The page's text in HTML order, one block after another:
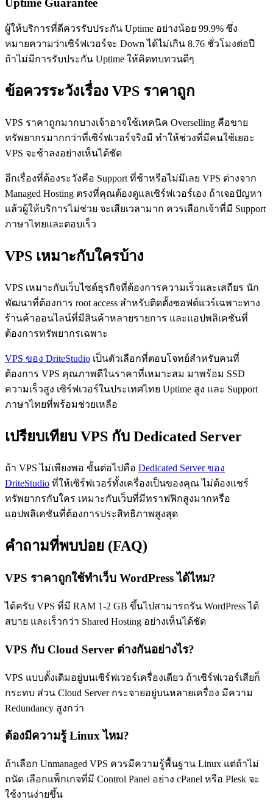
ผู้ให้บริการที่ดีควรรับประกัน Uptime อย่างน้อย 99.9% ซึ่ง
หมายความว่าเซิร์ฟเวอร์จะ Down ได้ไม่เกิน 8.76 ชั่วโมงต่อปี
ถ้าไม่มีการรับประกัน Uptime ให้คิดทบทวนดีๆ
ข้อควรระวังเรื่อง VPS ราคาถูก
VPS ราคาถูกมากบางเจ้าอาจใช้เทคนิค Overselling คือขาย
ทรัพยากรมากกว่าที่เซิร์ฟเวอร์จริงมี ทำให้ช่วงที่มีคนใช้เยอะ
VPS จะช้าลงอย่างเห็นได้ชัด
อีกเรื่องที่ต้องระวังคือ Support ที่ช้าหรือไม่มีเลย VPS ต่างจาก
Managed Hosting ตรงที่คุณต้องดูแลเซิร์ฟเวอร์เอง ถ้าเจอปัญหา
แล้วผู้ให้บริการไม่ช่วย จะเสียเวลามาก ควรเลือกเจ้าที่มี Support
ภาษาไทยและตอบเร็ว
VPS เหมาะกับใครบ้าง
VPS เหมาะกับเว็บไซต์ธุรกิจที่ต้องการความเร็วและเสถียร นัก
พัฒนาที่ต้องการ root access สำหรับติดตั้งซอฟต์แวร์เฉพาะทาง
ร้านค้าออนไลน์ที่มีสินค้าหลายรายการ และแอปพลิเคชันที่
ต้องการทรัพยากรเฉพาะ
VPS ของ DriteStudio เป็นตัวเลือกที่ตอบโจทย์สำหรับคนที่
ต้องการ VPS คุณภาพดีในราคาที่เหมาะสม มาพร้อม SSD
ความเร็วสูง เซิร์ฟเวอร์ในประเทศไทย Uptime สูง และ Support
ภาษาไทยที่พร้อมช่วยเหลือ
เปรียบเทียบ VPS กับ Dedicated Server
ถ้า VPS ไม่เพียงพอ ขั้นต่อไปคือ Dedicated Server ของ
DriteStudio ที่ให้เซิร์ฟเวอร์ทั้งเครื่องเป็นของคุณ ไม่ต้องแชร์
ทรัพยากรกับใคร เหมาะกับเว็บที่มีทราฟฟิกสูงมากหรือ
แอปพลิเคชันที่ต้องการประสิทธิภาพสูงสุด
คำถามที่พบบ่อย (FAQ)
VPS ราคาถูกใช้ทำเว็บ WordPress ได้ไหม?
ได้ครับ VPS ที่มี RAM 1-2 GB ขึ้นไปสามารถรัน WordPress ได้
สบาย และเร็วกว่า Shared Hosting อย่างเห็นได้ชัด
VPS กับ Cloud Server ต่างกันอย่างไร?
VPS แบบดั้งเดิมอยู่บนเซิร์ฟเวอร์เครื่องเดียว ถ้าเซิร์ฟเวอร์เสียก็
กระทบ ส่วน Cloud Server กระจายอยู่บนหลายเครื่อง มีความ
Redundancy สูงกว่า
ต้องมีความรู้ Linux ไหม?
ถ้าเลือก Unmanaged VPS ควรมีความรู้พื้นฐาน Linux แต่ถ้าไม่
ถนัด เลือกแพ็กเกจที่มี Control Panel อย่าง cPanel หรือ Plesk จะ
ใช้งานง่ายขึ้น